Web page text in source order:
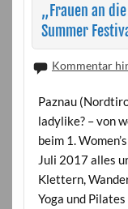
„Frauen an
Summer
Kommentar
Paznau
ladylike? – von
beim 1.
Juli 2017 alles
Klettern,
Yoga und Pilates